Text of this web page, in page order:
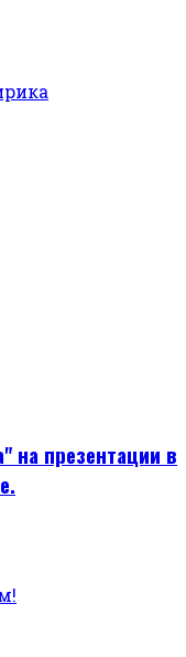
на презентации в